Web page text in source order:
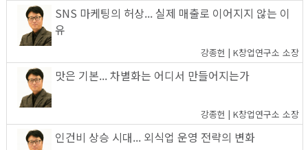
SNS 마케팅의 허상... 실제 매출로 이어지지 않는 이
유
강종헌 | K창업연구소 소장
맛은 기본... 차별화는 어디서 만들어지는가
강종헌 | K창업연구소 소장
인건비 상승 시대... 외식업 운영 전략의 변화